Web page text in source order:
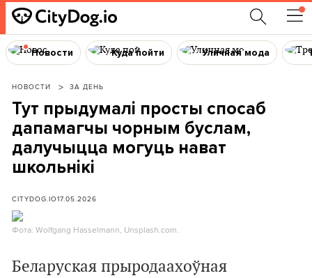
Новости Куда пойти Уличная мода
НОВОСТИ ЗА ДЕНЬ
Тут прыдумалі просты спосаб
дапамагчы чорным буслам,
далучыцца могуць нават
школьнікі
CITYDOG.IO17.05.2026
Фота: Wolfgang Hasselmann, Unsplash.com.
Беларуская прыродаахоўная